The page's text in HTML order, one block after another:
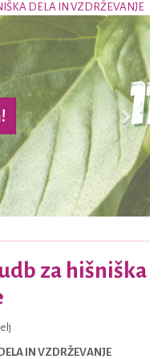
DELA IN VZDRŽEVANJE
Next
za hišniška
IN VZDRŽEVANJE